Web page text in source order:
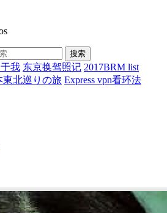
搜索
我 东京换驾照记 2017BRM list
東北巡りの旅 Express vpn看环法